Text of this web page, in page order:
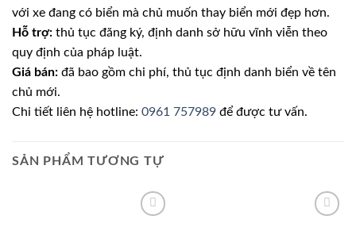
với xe đang có biển mà chủ muốn thay biển mới đẹp hơn.
Hỗ trợ: thủ tục đăng ký, định danh sở hữu vĩnh viễn theo
quy định của pháp luật.
Giá bán: đã bao gồm chi phí, thủ tục định danh biển về tên
chủ mới.
Chi tiết liên hệ hotline: 0961 757989 để được tư vấn.
SẢN PHẨM TƯƠNG TỰ